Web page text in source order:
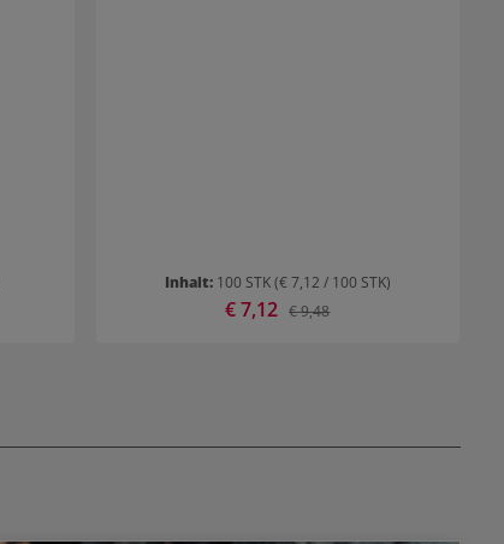
Inhalt: 100 STK(€ 7,12 / 100 STK)
Verkaufspreis:
€ 7,12 Regulärer Preis:
€ 9,48